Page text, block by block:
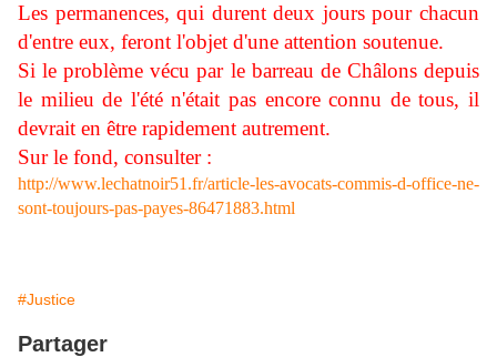
Les permanences, qui durent deux jours pour chacun
d'entre eux, feront l'objet d'une attention soutenue.
Si le problème vécu par le barreau de Châlons depuis
le milieu de l'été n'était pas encore connu de tous, il
devrait en être rapidement autrement.
Sur le fond, consulter :
http://www.lechatnoir51.fr/article-les-avocats-commis-d-office-ne-
sont-toujours-pas-payes-86471883.html
#Justice
Partager